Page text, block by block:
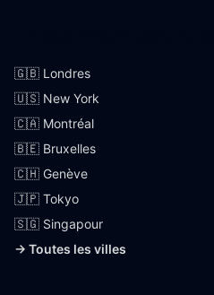
🇬🇧 Londres
🇺🇸 New York
🇨🇦 Montréal
🇧🇪 Bruxelles
🇨🇭 Genève
🇯🇵 Tokyo
🇸🇬 Singapour
→ Toutes les villes